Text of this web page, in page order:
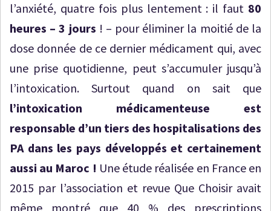
l’anxiété, quatre fois plus lentement : il faut 80
heures – 3 jours ! – pour éliminer la moitié de la
dose donnée de ce dernier médicament qui, avec
une prise quotidienne, peut s’accumuler jusqu’à
l’intoxication. Surtout quand on sait que
l’intoxication médicamenteuse est
responsable d’un tiers des hospitalisations des
PA dans les pays développés et certainement
aussi au Maroc ! Une étude réalisée en France en
2015 par l’association et revue Que Choisir avait
même montré que 40 % des prescriptions